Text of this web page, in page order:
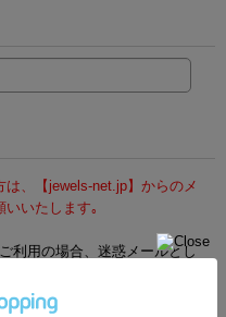
は、【jewels-net.jp】からのメ
いたします｡
利用の場合、迷惑メールとし